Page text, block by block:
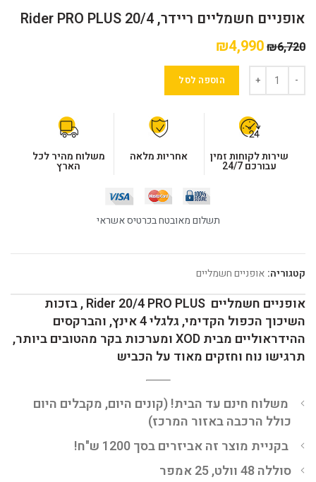
אופניים חשמליים ריידר, 20/4 Rider PRO PLUS
₪6,720
₪4,990
הוספה לסל
שירות לקוחות זמין
עבורכם 24/7
אחריות מלאה משלוח מהיר לכל
הארץ
תשלום מאובטח בכרטיס אשראי
קטגוריה: אופניים חשמליים
אופניים חשמליים Rider 20/4 PRO PLUS , בזכות
השיכוך הכפול הקדימי, גלגלי 4 אינץ, והברקסים
ההידראוליים מבית XOD ומערכות בקר מהטובים ביותר,
תרגישו נוח וחזקים מאוד על הכביש
משלוח חינם עד הבית! (קונים היום, מקבלים היום
כולל הרכבה באזור המרכז)
בקניית מוצר זה אביזרים בסך 1200 ש"ח!
סוללה 48 וולט, 25 אמפר